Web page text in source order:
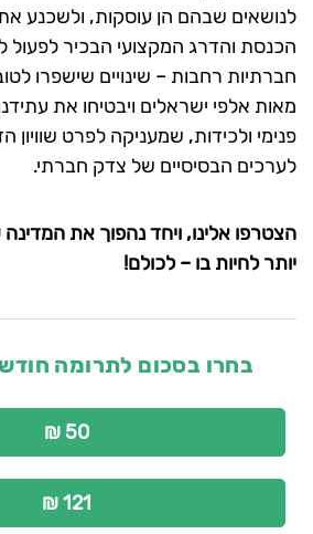
לנושאים שבהם הן עוסקות, ולשכנע
הכנסת והדרג המקצועי הבכיר לפעול
חברתיות רחבות – שינויים שישפרו
מאות אלפי ישראלים ויבטיחו את
פנימי ולכידות, שמעניקה לפרט שוויון
לערכים הבסיסיים של צדק חברתי.
הצטרפו אלינו, ויחד נהפוך את
יותר לחיות בו – לכולם!
בחרו בסכום לתרומה
50 ₪
121 ₪